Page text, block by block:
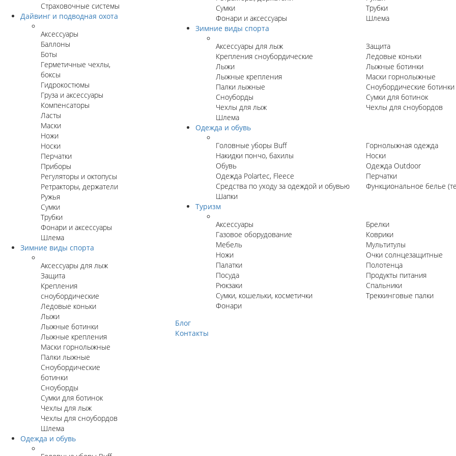
Страховочные системы
Дайвинг и подводная охота
Аксессуары
Баллоны
Боты
Герметичные чехлы,
боксы
Гидрокостюмы
Груза и аксессуары
Компенсаторы
Ласты
Маски
Ножи
Носки
Перчатки
Приборы
Регуляторы и октопусы
Ретракторы, держатели
Ружья
Сумки
Трубки
Фонари и аксессуары
Шлема
Зимние виды спорта
Аксессуары для лыж
Защита
Крепления
сноубордические
Ледовые коньки
Лыжи
Лыжные ботинки
Лыжные крепления
Маски горнолыжные
Палки лыжные
Сноубордические
ботинки
Сноуборды
Сумки для ботинок
Чехлы для лыж
Чехлы для сноубордов
Шлема
Одежда и обувь
Сумки
Трубки
Фонари и аксессуары
Шлема
Зимние виды спорта
Аксессуары для лыж
Защита
Крепления сноубордические
Ледовые коньки
Лыжи
Лыжные ботинки
Лыжные крепления
Маски горнолыжные
Палки лыжные
Сноубордические ботинки
Сноуборды
Сумки для ботинок
Чехлы для лыж
Чехлы для сноубордов
Шлема
Одежда и обувь
Головные уборы Buff
Горнолыжная одежда
Накидки пончо, бахилы
Носки
Обувь
Одежда Outdoor
Одежда Polartec, Fleece
Перчатки
Средства по уходу за одеждой и обувью
Функциональное белье
Шапки
Туризм
Аксессуары
Брелки
Газовое оборудование
Коврики
Мебель
Мультитулы
Ножи
Очки солнцезащитные
Палатки
Полотенца
Посуда
Продукты питания
Рюкзаки
Спальники
Сумки, кошельки, косметички
Треккинговые палки
Фонари
Блог
Контакты